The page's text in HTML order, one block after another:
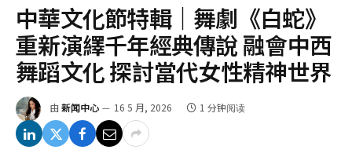
中華文化節特輯｜舞劇《白蛇》
重新演繹千年經典傳說 融會中西
舞蹈文化 探討當代女性精神世界
由 新闻中心 16 5 月, 2026 1 分钟阅读